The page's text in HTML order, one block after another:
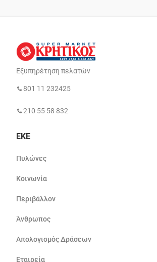
Εξυπηρέτηση πελατών
801 11 232425
210 55 58 832
ΕΚΕ
Πυλώνες
Κοινωνία
Περιβάλλον
Άνθρωπος
Απολογισμός Δράσεων
Εταιρεία